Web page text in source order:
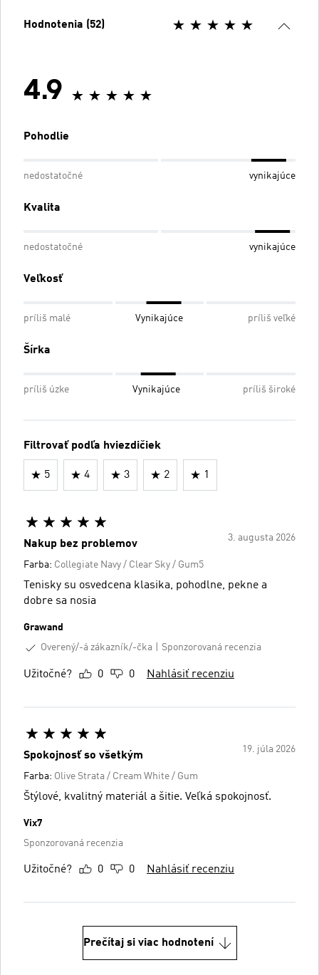
Hodnotenia (52)
4.9
Pohodlie
nedostatočné vynikajúce
Kvalita
nedostatočné vynikajúce
Veľkosť
príliš malé Vynikajúce príliš veľké
Šírka
príliš úzke Vynikajúce príliš široké
Filtrovať podľa hviezdičiek
5 4 3 2 1
3. augusta 2026
Nakup bez problemov
Farba: Collegiate Navy / Clear Sky / Gum5
Tenisky su osvedcena klasika, pohodlne, pekne a
dobre sa nosia
Grawand
Overený/-á zákazník/-čka
Sponzorovaná recenzia
Užitočné? 0 0 Nahlásiť recenziu
19. júla 2026
Spokojnosť so všetkým
Farba: Olive Strata / Cream White / Gum
Štýlové, kvalitný materiál a šitie. Veľká spokojnosť.
Vix7
Sponzorovaná recenzia
Užitočné? 0 0 Nahlásiť recenziu
Prečítaj si viac hodnotení